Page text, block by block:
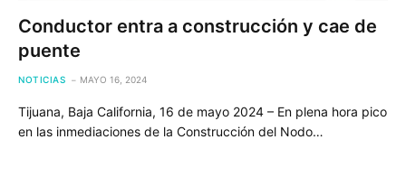
Conductor entra a construcción y cae de
puente
NOTICIAS MAYO 16, 2024
Tijuana, Baja California, 16 de mayo 2024 – En plena hora pico
en las inmediaciones de la Construcción del Nodo…